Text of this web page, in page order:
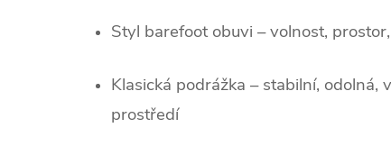
Styl barefoot obuvi – volnost,
Klasická podrážka – stabilní, odolná,
prostředí